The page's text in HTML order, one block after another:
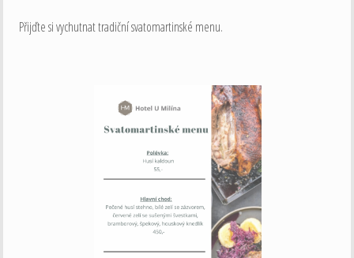
Přijďte si vychutnat tradiční svatomartinské menu.